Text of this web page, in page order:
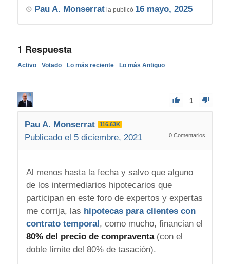
Pau A. Monserratla publicó 16 mayo, 2025
1 Respuesta
Activo Votado Lo más reciente Lo más Antiguo
1
Pau A. Monserrat 116.63K
Publicado el 5 diciembre, 2021 0 Comentarios
Al menos hasta la fecha y salvo que alguno
de los intermediarios hipotecarios que
participan en este foro de expertos y expertas
me corrija, las hipotecas para clientes con
contrato temporal, como mucho, financian el
80% del precio de compraventa(con el
doble límite del 80% de tasación).